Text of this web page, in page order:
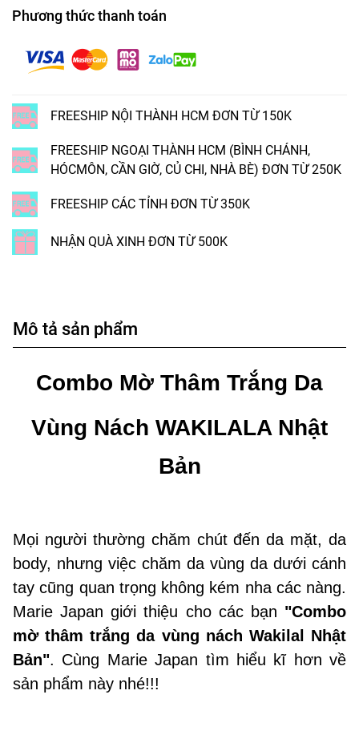
Phương thức thanh toán
FREESHIP NỘI THÀNH HCM ĐƠN TỪ 150K
FREESHIP NGOẠI THÀNH HCM (BÌNH CHÁNH,
HÓCMÔN, CẦN GIỜ, CỦ CHI, NHÀ BÈ) ĐƠN TỪ 250K
FREESHIP CÁC TỈNH ĐƠN TỪ 350K
NHẬN QUÀ XINH ĐƠN TỪ 500K
Mô tả sản phẩm
Combo Mờ Thâm Trắng Da
Vùng Nách WAKILALA Nhật
Bản
Mọi người thường chăm chút đến da mặt, da
body, nhưng việc chăm da vùng da dưới cánh
tay cũng quan trọng không kém nha các nàng.
Marie Japan giới thiệu cho các bạn "Combo
mờ thâm trắng da vùng nách Wakilal Nhật
Bản". Cùng Marie Japan tìm hiểu kĩ hơn về
sản phẩm này nhé!!!